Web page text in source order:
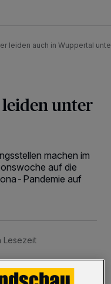
leiden auch in Wuppertal
unter
machen im
auf die
Pandemie auf
Lesezeit